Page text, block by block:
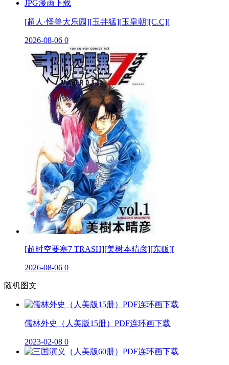
[超人·怪兽大乐园][玉井猛][玉皇朝][C.C][
2026-08-06 0
[超时空要塞7 TRASH][美树本晴彦][东贩][
2026-08-06 0
随机图文
儒林外史（人美版15册）PDF连环画下载
2023-02-08 0